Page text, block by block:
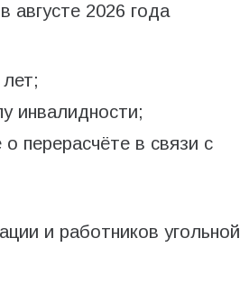
2026 года
инвалидности;
перерасчёте в связи с
и работников угольной